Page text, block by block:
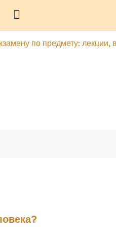
по предмету: лекции,